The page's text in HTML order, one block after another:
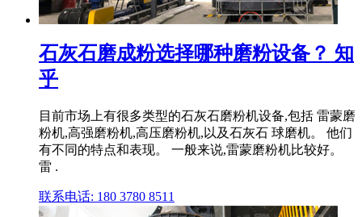
石灰石磨成粉选择哪种磨粉设备？ 知
乎
目前市场上有很多类型的石灰石磨粉机设备,包括 雷蒙磨
粉机,高强磨粉机,高压磨粉机,以及石灰石 球磨机。 他们
有不同的特点和表现。 一般来说,雷蒙磨粉机比较好。
雷 .
联系电话: 180 3780 8511